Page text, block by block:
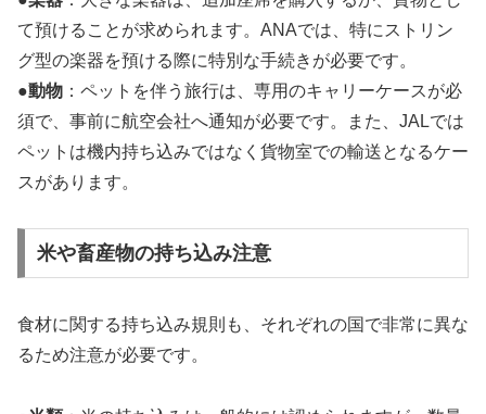
て預けることが求められます。ANAでは、特にストリン
グ型の楽器を預ける際に特別な手続きが必要です。
●動物 ：ペットを伴う旅行は、専用のキャリーケースが必
須で、事前に航空会社へ通知が必要です。また、JALでは
ペットは機内持ち込みではなく貨物室での輸送となるケー
スがあります。
米や畜産物の持ち込み注意
食材に関する持ち込み規則も、それぞれの国で非常に異な
るため注意が必要です。